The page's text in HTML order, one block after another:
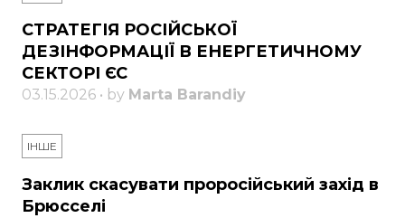
СТРАТЕГІЯ РОСІЙСЬКОЇ
ДЕЗІНФОРМАЦІЇ В ЕНЕРГЕТИЧНОМУ
СЕКТОРІ ЄС
03.15.2026 • by Marta Barandiy
ІНШЕ
Заклик скасувати проросійський захід в
Брюсселі